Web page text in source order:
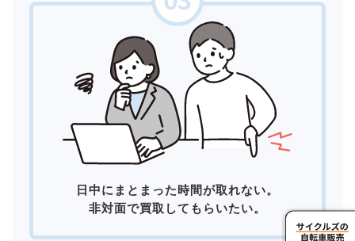
日中にまとまった時間が取れない。
非対面で買取してもらいたい。